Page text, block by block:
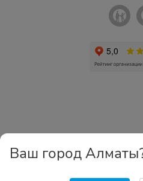
Ваш город